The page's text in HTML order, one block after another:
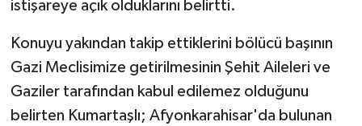
istişareye açık olduklarını belirtti.
Konuyu yakından takip ettiklerini bölücü başının
Gazi Meclisimize getirilmesinin Şehit Aileleri ve
Gaziler tarafından kabul edilemez olduğunu
belirten Kumartaşlı; Afyonkarahisar'da bulunan